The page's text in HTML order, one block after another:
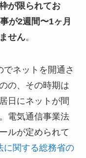
が限られてお
が2週間〜1ヶ月
せん。
ネットを開通さ
の、その時期は
日にネットが間
電気通信事業法
ルが定められて
に関する総務省の